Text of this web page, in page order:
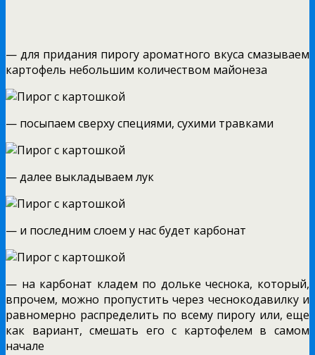
— для придания пирогу ароматного вкуса смазываем
картофель небольшим количеством майонеза
— посыпаем сверху специями, сухими травками
— далее выкладываем лук
— и последним слоем у нас будет карбонат
— на карбонат кладем по дольке чеснока, который,
впрочем, можно пропустить через чеснокодавилку и
равномерно распределить по всему пирогу или, еще
как вариант, смешать его с картофелем в самом
начале